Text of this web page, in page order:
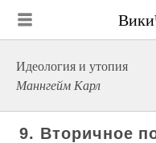
Идеология и утопия
Маннгейм Карл
9. Вторичное